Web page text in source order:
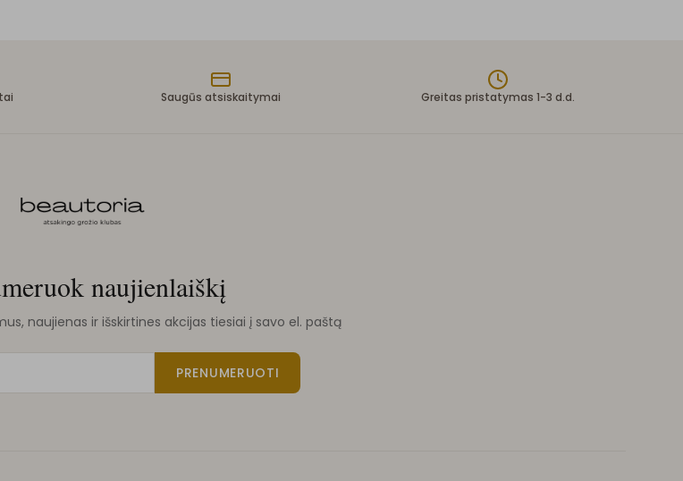
Saugūs atsiskaitymai Greitas pristatymas 1-3 d.d.
naujienlaiškį
naujienas ir išskirtines akcijas tiesiai į savo el. paštą
PRENUMERUOTI